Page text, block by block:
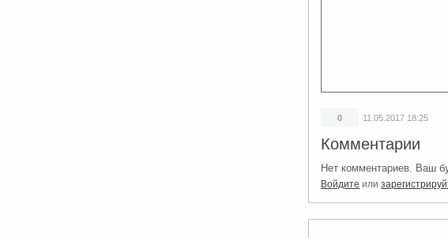
0 11.05.2017 18:25
Комментарии
Нет комментариев. Ваш
Войдите или